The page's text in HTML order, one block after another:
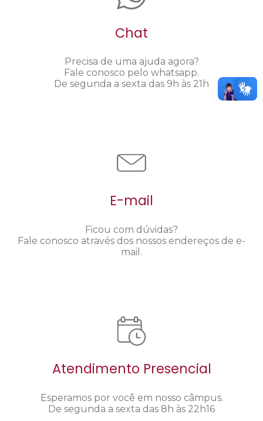
Chat
Precisa de uma ajuda agora?
Fale conosco pelo whatsapp.
De segunda a sexta das 9h às 21h
E-mail
Ficou com dúvidas?
Fale conosco através dos nossos endereços de e-
mail.
Atendimento Presencial
Esperamos por você em nosso câmpus.
De segunda a sexta das 8h às 22h16